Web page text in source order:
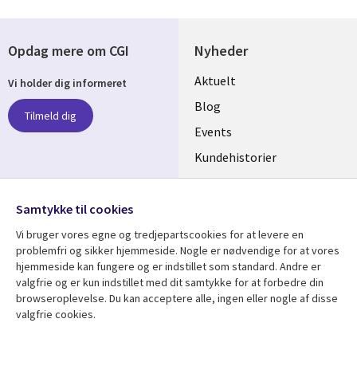
Nyheder
Useful
links
DENMARK
Aktuelt
Blog
Events
Kundehistorier
Videoer
Se mere
Library
Artikler
Support
Opdag mere om CGI
Vi holder dig informeret
Tilmeld dig
Media
DENMARK
Samtykke til cookies
Vi bruger vores egne og tredjepartscookies for at levere en
problemfri og sikker hjemmeside. Nogle er nødvendige for at vores
hjemmeside kan fungere og er indstillet som standard. Andre er
valgfrie og er kun indstillet med dit samtykke for at forbedre din
browseroplevelse. Du kan acceptere alle, ingen eller nogle af disse
valgfrie cookies.